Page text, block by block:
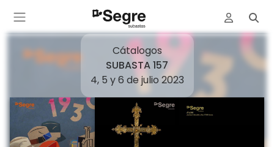
Cátalogos
SUBASTA 157
4, 5 y 6 de julio 2023